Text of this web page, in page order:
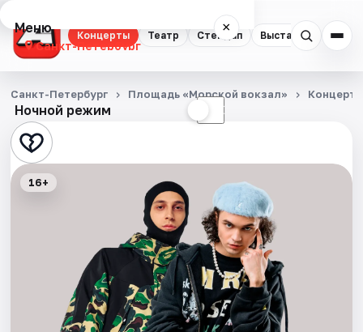
Концерты Театр Стендап Выставки
Меню ×
Санкт-Петербург
Концерты
Театр
Стендап
Экскурсии
Ночной режим ☾
Санкт-Петербург Площадь «Морской вокзал»
16+